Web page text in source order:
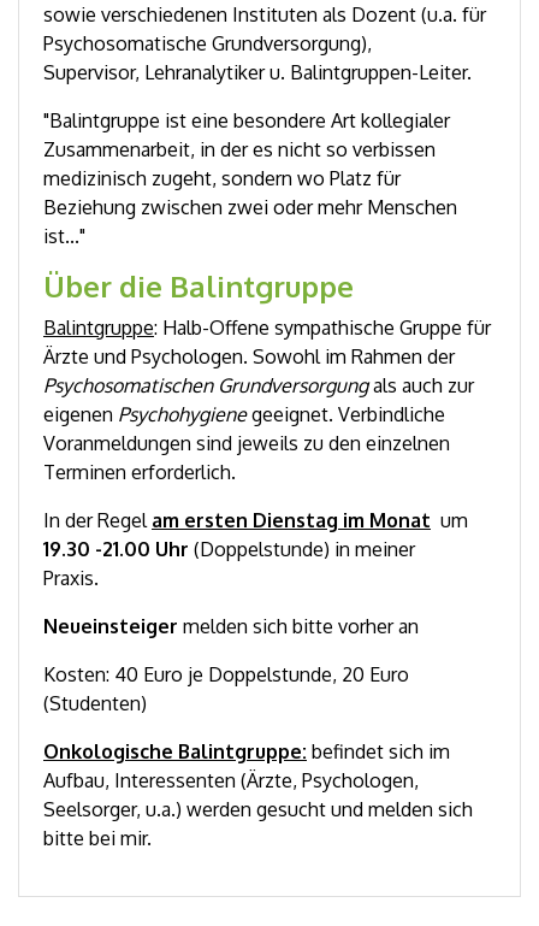
sowie verschiedenen Instituten als Dozent (u.a. für
Psychosomatische Grundversorgung),
Supervisor, Lehranalytiker u. Balintgruppen-Leiter.
"Balintgruppe ist eine besondere Art kollegialer
Zusammenarbeit, in der es nicht so verbissen
medizinisch zugeht, sondern wo Platz für
Beziehung zwischen zwei oder mehr Menschen
ist..."
Über die Balintgruppe
Balintgruppe: Halb-Offene sympathische Gruppe für
Ärzte und Psychologen. Sowohl im Rahmen der
Psychosomatischen Grundversorgungals auch zur
eigenen Psychohygienegeeignet. Verbindliche
Voranmeldungen sind jeweils zu den einzelnen
Terminen erforderlich.
In der Regel am ersten Dienstag im Monat um
19.30 -21.00 Uhr (Doppelstunde) in meiner
Praxis.
Neueinsteiger melden sich bitte vorher an
Kosten: 40 Euro je Doppelstunde, 20 Euro
(Studenten)
Onkologische Balintgruppe: befindet sich im
Aufbau, Interessenten (Ärzte, Psychologen,
Seelsorger, u.a.) werden gesucht und melden sich
bitte bei mir.